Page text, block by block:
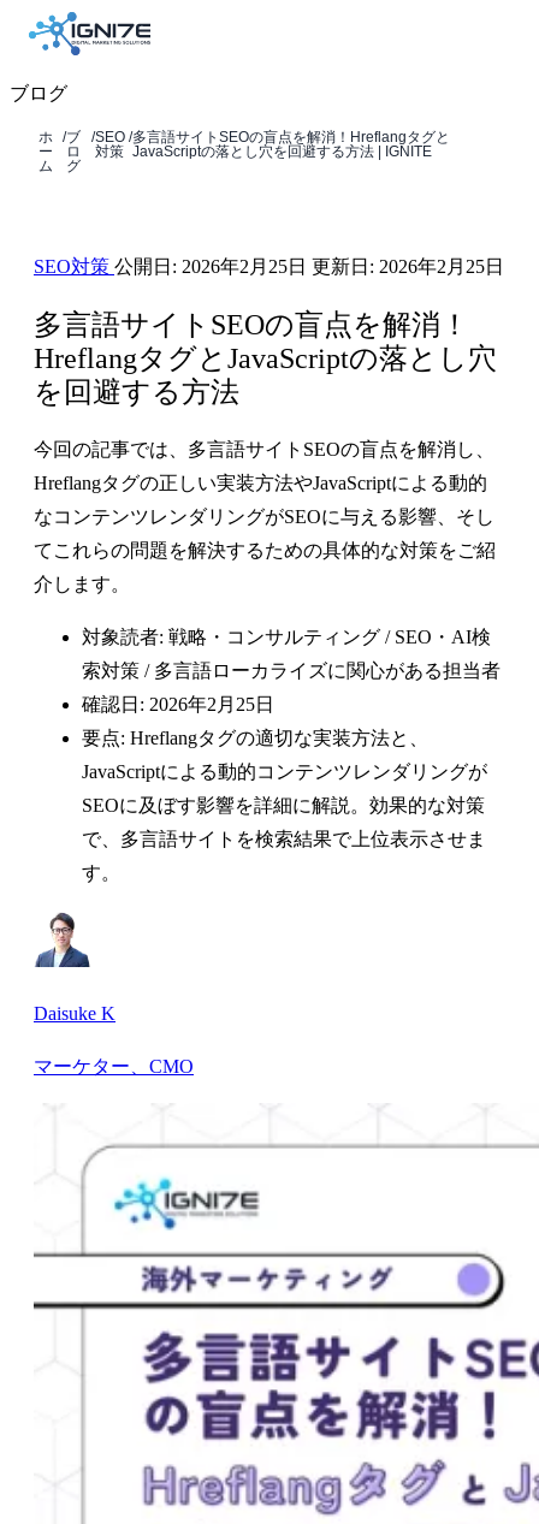
ブログ
ホ
ー
ム
/ブ
ロ
グ
/SEO
対策
/多言語サイトSEOの盲点を解消！Hreflangタグと
JavaScriptの落とし穴を回避する方法 | IGNITE
SEO対策 公開日: 2026年2月25日 更新日: 2026年2月25日
多言語サイトSEOの盲点を解消！
HreflangタグとJavaScriptの落とし穴
を回避する方法
今回の記事では、多言語サイトSEOの盲点を解消し、
Hreflangタグの正しい実装方法やJavaScriptによる動的
なコンテンツレンダリングがSEOに与える影響、そし
てこれらの問題を解決するための具体的な対策をご紹
介します。
対象読者: 戦略・コンサルティング / SEO・AI検
索対策 / 多言語ローカライズに関心がある担当者
確認日: 2026年2月25日
要点: Hreflangタグの適切な実装方法と、
JavaScriptによる動的コンテンツレンダリングが
SEOに及ぼす影響を詳細に解説。効果的な対策
で、多言語サイトを検索結果で上位表示させま
す。
Daisuke K
マーケター、CMO